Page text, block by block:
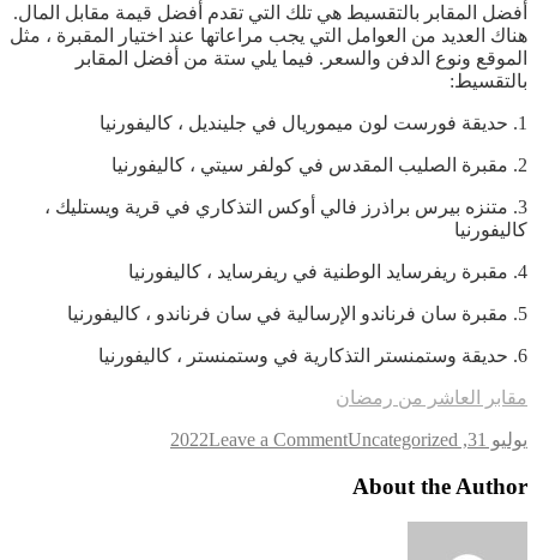
أفضل المقابر بالتقسيط هي تلك التي تقدم أفضل قيمة مقابل المال.
هناك العديد من العوامل التي يجب مراعاتها عند اختيار المقبرة ، مثل
الموقع ونوع الدفن والسعر. فيما يلي ستة من أفضل المقابر
بالتقسيط:
1. حديقة فورست لون ميموريال في جلينديل ، كاليفورنيا
2. مقبرة الصليب المقدس في كولفر سيتي ، كاليفورنيا
3. متنزه بيرس براذرز فالي أوكس التذكاري في قرية ويستليك ،
كاليفورنيا
4. مقبرة ريفرسايد الوطنية في ريفرسايد ، كاليفورنيا
5. مقبرة سان فرناندو الإرسالية في سان فرناندو ، كاليفورنيا
6. حديقة وستمنستر التذكارية في وستمنستر ، كاليفورنيا
مقابر العاشر من رمضان
يوليو 31, 2022 Leave a Comment
onUncategorized
About the Author